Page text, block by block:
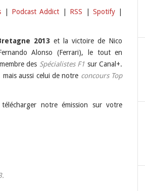
Google Podcasts
Podcast Addict RSS Spotify
2013 et la victoire de Nico
Alonso (Ferrari), le tout en
des Spécialistes F1 sur Canal+.
mais aussi celui de notre concours Top
notre émission sur votre